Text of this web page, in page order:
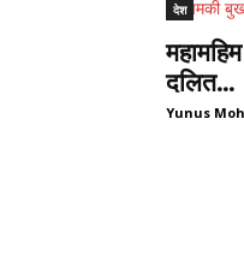
देश
दलित...
Yunus